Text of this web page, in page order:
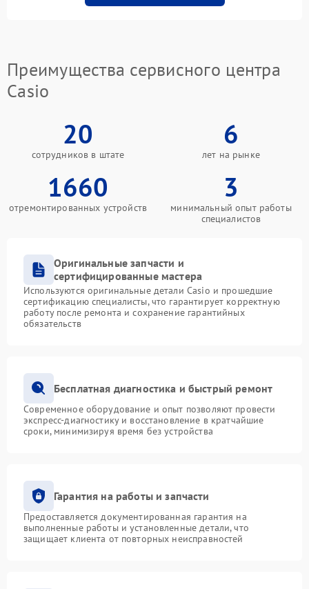
Преимущества сервисного центра
Casio
20
сотрудников в штате
6
лет на рынке
1660
отремонтированных устройств
3
минимальный опыт работы
специалистов
Оригинальные запчасти и
сертифицированные мастера
Используются оригинальные детали Casio и прошедшие
сертификацию специалисты, что гарантирует корректную
работу после ремонта и сохранение гарантийных
обязательств
Бесплатная диагностика и быстрый ремонт
Современное оборудование и опыт позволяют провести
экспресс-диагностику и восстановление в кратчайшие
сроки, минимизируя время без устройства
Гарантия на работы и запчасти
Предоставляется документированная гарантия на
выполненные работы и установленные детали, что
защищает клиента от повторных неисправностей